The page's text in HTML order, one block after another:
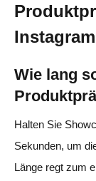
Wie lang
Halten Sie
Sekunden, um
Länge regt zum